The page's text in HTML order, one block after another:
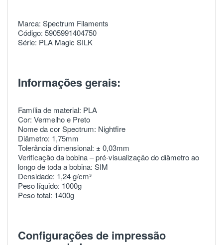
Marca: Spectrum Filaments
Código: 5905991404750
Série: PLA Magic SILK
Informações gerais:
Família de material: PLA
Cor: Vermelho e Preto
Nome da cor Spectrum: Nightfire
Diâmetro: 1,75mm
Tolerância dimensional: ± 0,03mm
Verificação da bobina – pré-visualização do diâmetro ao
longo de toda a bobina: SIM
Densidade: 1,24 g/cm³
Peso líquido: 1000g
Peso total: 1400g
Configurações de impressão